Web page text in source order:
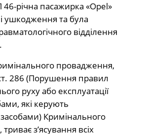
46-річна пасажирка «Opel»
ушкодження та була
відділення
провадження,
286 (Порушення правил
руху або експлуатації
які керують
Кримінального
з’ясування всіх